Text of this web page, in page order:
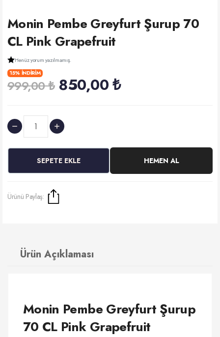
Monin Pembe Greyfurt Şurup 70
CL Pink Grapefruit
Henüz yorum yazılmamış.
15% İNDİRİM
999,00 ₺ 850,00 ₺
SEPETE EKLE HEMEN AL
Ürünü Paylaş:
Ürün Açıklaması
Monin Pembe Greyfurt Şurup
70 CL Pink Grapefruit